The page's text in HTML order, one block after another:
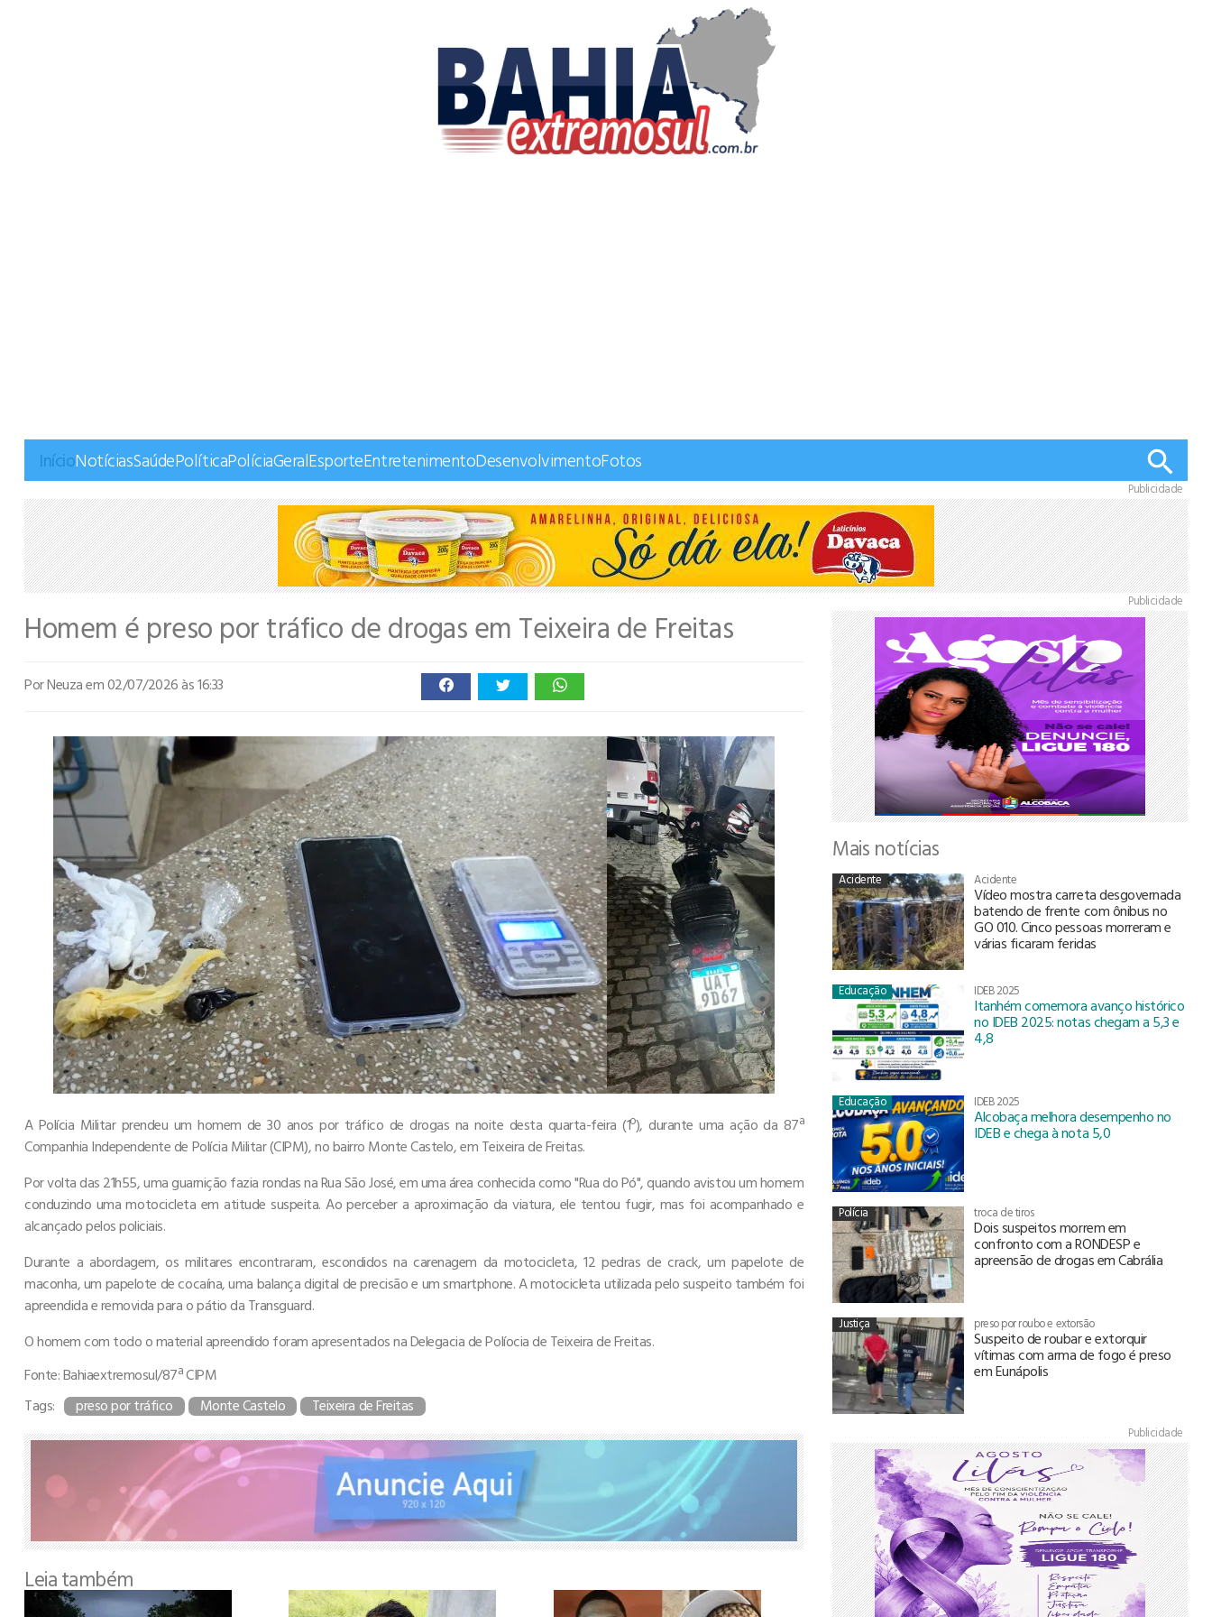
InícioNotíciasSaúdePolíticaPolíciaGeralEsporteEntretenimentoDesenvolvimentoFotos
Publicidade
Homem é preso por tráfico de drogas em Teixeira de Freitas
Por Neuzaem 02/07/2026 às 16:33
A Polícia Militar prendeu um homem de 30 anos por tráfico de drogas na noite desta quarta-feira (1º), durante uma ação da 87ª
Companhia Independente de Polícia Militar (CIPM), no bairro Monte Castelo, em Teixeira de Freitas.
Por volta das 21h55, uma guarnição fazia rondas na Rua São José, em uma área conhecida como "Rua do Pó", quando avistou um homem
conduzindo uma motocicleta em atitude suspeita. Ao perceber a aproximação da viatura, ele tentou fugir, mas foi acompanhado e
alcançado pelos policiais.
Durante a abordagem, os militares encontraram, escondidos na carenagem da motocicleta, 12 pedras de crack, um papelote de
maconha, um papelote de cocaína, uma balança digital de precisão e um smartphone. A motocicleta utilizada pelo suspeito também foi
apreendida e removida para o pátio da Transguard.
O homem com todo o material apreendido foram apresentados na Delegacia de Políocia de Teixeira de Freitas.
Fonte: Bahiaextremosul/87ª CIPM
Tags:
preso por tráfico Monte Castelo Teixeira de Freitas
Leia também
Publicidade
Mais notícias
Acidente Acidente
Vídeo mostra carreta desgovernada
batendo de frente com ônibus no
GO 010. Cinco pessoas morreram e
várias ficaram feridas
Educação IDEB 2025
Itanhém comemora avanço histórico
no IDEB 2025: notas chegam a 5,3 e
4,8
Educação IDEB 2025
Alcobaça melhora desempenho no
IDEB e chega à nota 5,0
Polícia troca de tiros
Dois suspeitos morrem em
confronto com a RONDESP e
apreensão de drogas em Cabrália
Justiça preso por roubo e extorsão
Suspeito de roubar e extorquir
vítimas com arma de fogo é preso
em Eunápolis
Publicidade